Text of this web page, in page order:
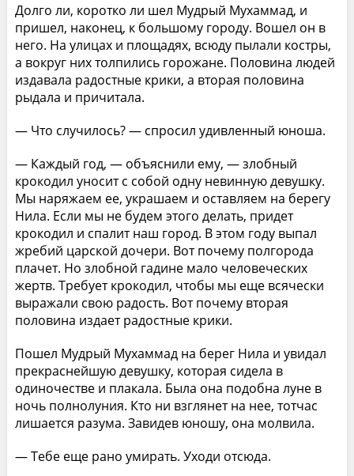
Долго ли, коротко ли шел Мудрый Мухаммад, и
пришел, наконец, к большому городу. Вошел он в
него. На улицах и площадях, всюду пылали костры,
а вокруг них толпились горожане. Половина людей
издавала радостные крики, а вторая половина
рыдала и причитала.
— Что случилось? — спросил удивленный юноша.
— Каждый год, — объяснили ему, — злобный
крокодил уносит с собой одну невинную девушку.
Мы наряжаем ее, украшаем и оставляем на берегу
Нила. Если мы не будем этого делать, придет
крокодил и спалит наш город. В этом году выпал
жребий царской дочери. Вот почему полгорода
плачет. Но злобной гадине мало человеческих
жертв. Требует крокодил, чтобы мы еще всячески
выражали свою радость. Вот почему вторая
половина издает радостные крики.
Пошел Мудрый Мухаммад на берег Нила и увидал
прекраснейшую девушку, которая сидела в
одиночестве и плакала. Была она подобна луне в
ночь полнолуния. Кто ни взглянет на нее, тотчас
лишается разума. Завидев юношу, она молвила.
— Тебе еще рано умирать. Уходи отсюда.